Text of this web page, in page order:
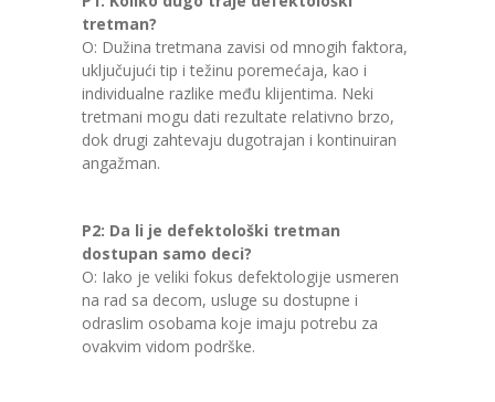
tretman?
O: Dužina tretmana zavisi od mnogih faktora,
uključujući tip i težinu poremećaja, kao i
individualne razlike među klijentima. Neki
tretmani mogu dati rezultate relativno brzo,
dok drugi zahtevaju dugotrajan i kontinuiran
angažman.
P2: Da li je defektološki tretman
dostupan samo deci?
O: Iako je veliki fokus defektologije usmeren
na rad sa decom, usluge su dostupne i
odraslim osobama koje imaju potrebu za
ovakvim vidom podrške.